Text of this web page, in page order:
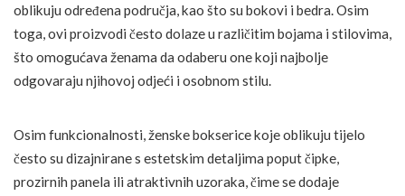
oblikuju određena područja, kao što su bokovi i bedra. Osim
toga, ovi proizvodi često dolaze u različitim bojama i stilovima,
što omogućava ženama da odaberu one koji najbolje
odgovaraju njihovoj odjeći i osobnom stilu.
Osim funkcionalnosti, ženske bokserice koje oblikuju tijelo
često su dizajnirane s estetskim detaljima poput čipke,
prozirnih panela ili atraktivnih uzoraka, čime se dodaje